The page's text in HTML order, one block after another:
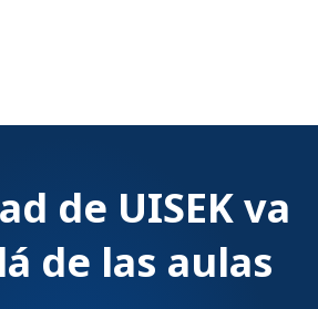
de UISEK va
de las aulas